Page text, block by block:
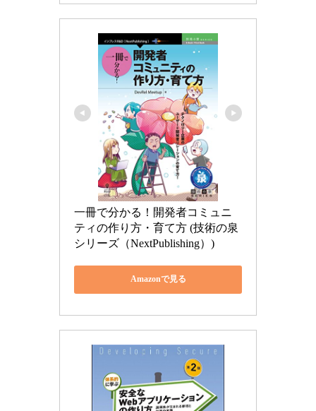
一冊で分かる！開発者コミュニ
ティの作り方・育て方 (技術の泉
シリーズ（NextPublishing）)
Amazonで見る